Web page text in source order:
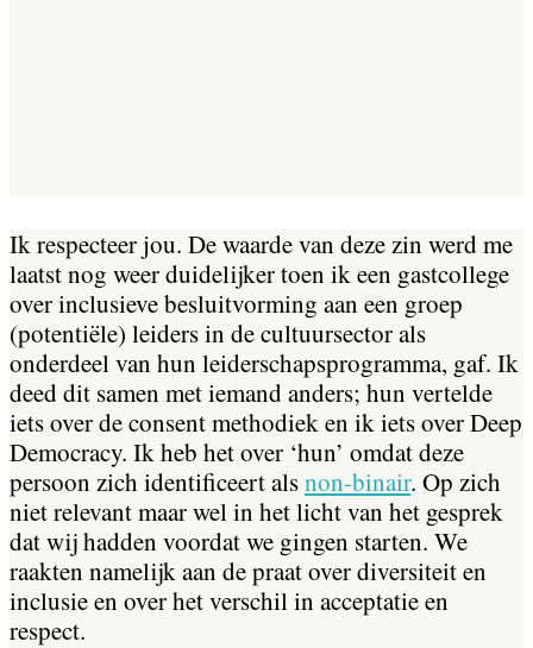
Ik respecteer jou. De waarde van deze zin werd me
laatst nog weer duidelijker toen ik een gastcollege
over inclusieve besluitvorming aan een groep
(potentiële) leiders in de cultuursector als
onderdeel van hun leiderschapsprogramma, gaf. Ik
deed dit samen met iemand anders; hun vertelde
iets over de consent methodiek en ik iets over Deep
Democracy. Ik heb het over ‘hun’ omdat deze
persoon zich identificeert alsnon-binair. Op zich
niet relevant maar wel in het licht van het gesprek
dat wij hadden voordat we gingen starten. We
raakten namelijk aan de praat over diversiteit en
inclusie en over het verschil in acceptatie en
respect.